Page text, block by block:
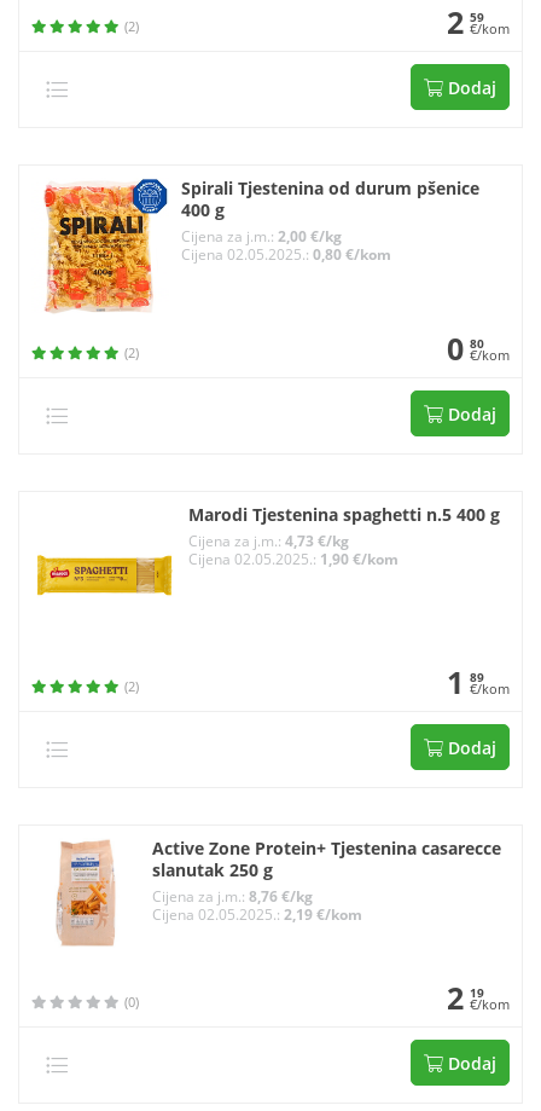
(2) 2 59
€/kom
Dodaj
Spirali Tjestenina od durum pšenice
400 g
Cijena za j.m.: 2,00 €/kg
Cijena 02.05.2025.: 0,80 €/kom
(2) 0 80
€/kom
Dodaj
Marodi Tjestenina spaghetti n.5 400 g
Cijena za j.m.: 4,73 €/kg
Cijena 02.05.2025.: 1,90 €/kom
(2) 1 89
€/kom
Dodaj
Active Zone Protein+ Tjestenina casarecce
slanutak 250 g
Cijena za j.m.:8,76 €/kg
Cijena 02.05.2025.:2,19 €/kom
(0) 2 19
€/kom
Dodaj